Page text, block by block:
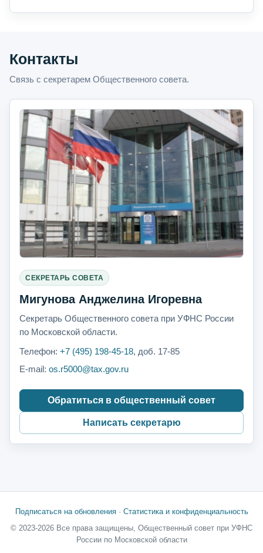
Контакты
Связь с секретарем Общественного совета.
СЕКРЕТАРЬ СОВЕТА
Мигунова Анджелина Игоревна
Секретарь Общественного совета при УФНС России
по Московской области.
Телефон: +7 (495) 198-45-18, доб. 17-85
E-mail: os.r5000@tax.gov.ru
Обратиться в общественный совет
Написать секретарю
Подписаться на обновления· Статистика и конфиденциальность
© 2023-2026 Все права защищены, Общественный совет при УФНС
России по Московской области